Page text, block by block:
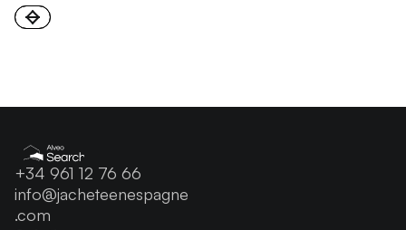
+34 961 12 76 66
info@jacheteenespagne
.com